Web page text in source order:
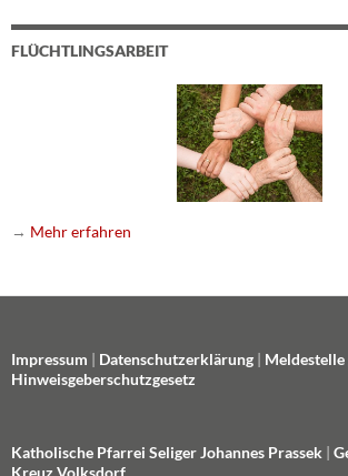
FLÜCHTLINGSARBEIT
→ Mehr erfahren
Impressum | Datenschutzerklärung | Meldestelle
Hinweisgeberschutzgesetz
Katholische Pfarrei Seliger Johannes Prassek |